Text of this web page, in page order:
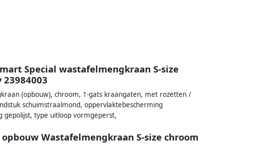
Special wastafelmengkraan S-size
(opbouw), chroom, 1-gats kraangaten, met rozetten /
schuimstraalmond, oppervlaktebescherming
gepolijst, type uitloop vormgeperst,
Wastafelmengkraan S-size chroom